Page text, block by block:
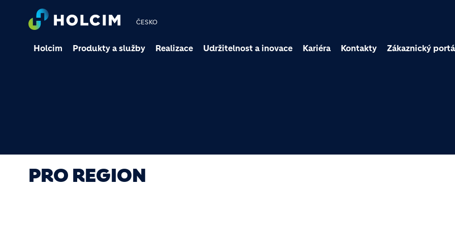
ČESKO
Holcim Produkty a služby Realizace Udržitelnost a inovace Kariéra Kontakty Zákaznický
PRO REGION